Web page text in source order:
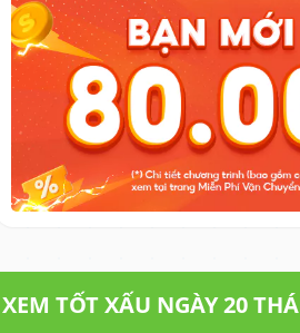
XEM TỐT XẤU NGÀY 20